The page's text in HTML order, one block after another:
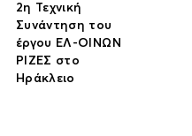
2η Τεχνική
Συνάντηση του
έργου ΕΛ-ΟΙΝΩΝ
ΡΙΖΕΣ στο
Ηράκλειο